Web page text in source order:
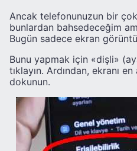
Ancak telefonunuzun bir
bunlardan bahsedeceğim
Bugün sadece ekran
Bunu yapmak için «dişli»
tıklayın. Ardından, ekranı
dokunun.